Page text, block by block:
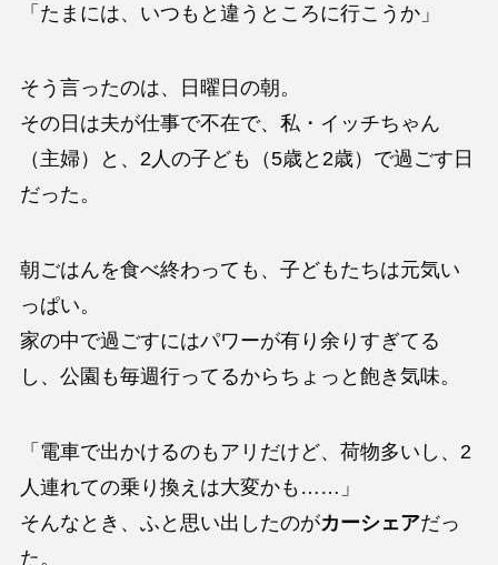
「たまには、いつもと違うところに行こうか」
そう言ったのは、日曜日の朝。
その日は夫が仕事で不在で、私・イッチちゃん
（主婦）と、2人の子ども（5歳と2歳）で過ごす日
だった。
朝ごはんを食べ終わっても、子どもたちは元気い
っぱい。
家の中で過ごすにはパワーが有り余りすぎてる
し、公園も毎週行ってるからちょっと飽き気味。
「電車で出かけるのもアリだけど、荷物多いし、2
人連れての乗り換えは大変かも……」
そんなとき、ふと思い出したのがカーシェアだっ
た。